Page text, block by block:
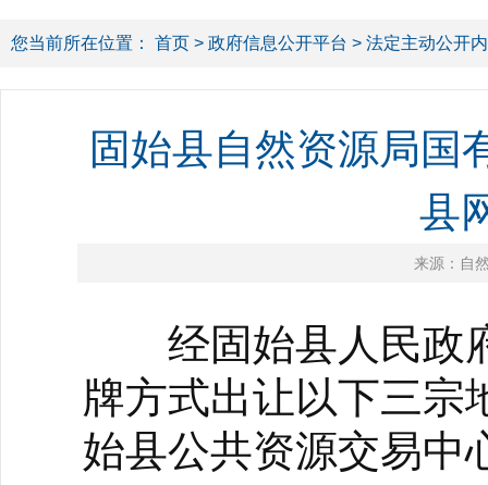
您当前所在位置： 首页 > 政府信息公开平台 > 法定主动公开
固始县自然资源局国
县
来源：自
经固始县人民政府
牌方式出让以下三宗
始县公共资源交易中